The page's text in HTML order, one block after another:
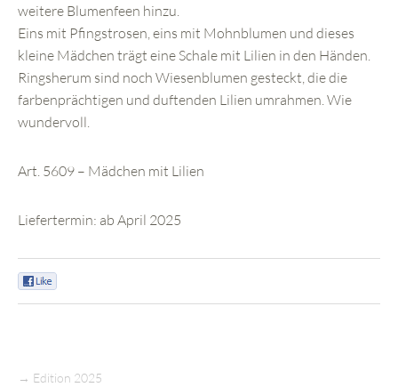
weitere Blumenfeen hinzu.
Eins mit Pfingstrosen, eins mit Mohnblumen und dieses
kleine Mädchen trägt eine Schale mit Lilien in den Händen.
Ringsherum sind noch Wiesenblumen gesteckt, die die
farbenprächtigen und duftenden Lilien umrahmen. Wie
wundervoll.
Art. 5609 – Mädchen mit Lilien
Liefertermin: ab April 2025
→ Edition 2025